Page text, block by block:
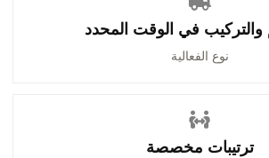
والتركيب في الوقت المحدد
نوع الفعالية
ترتيبات مخصصة